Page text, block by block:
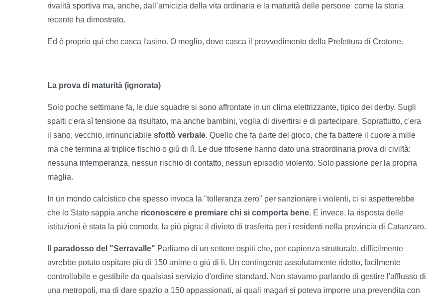
rivalità sportiva ma, anche, dall’amicizia della vita ordinaria e la maturità delle persone come la storia
recente ha dimostrato.
Ed è proprio qui che casca l'asino. O meglio, dove casca il provvedimento della Prefettura di Crotone.
La prova di maturità (ignorata)
Solo poche settimane fa, le due squadre si sono affrontate in un clima elettrizzante, tipico dei derby. Sugli
spalti c'era sì tensione da risultato, ma anche bambini, voglia di divertirsi e di partecipare. Soprattutto, c'era
il sano, vecchio, irrinunciabile sfottò verbale. Quello che fa parte del gioco, che fa battere il cuore a mille
ma che termina al triplice fischio o giù di lì. Le due tifoserie hanno dato una straordinaria prova di civiltà:
nessuna intemperanza, nessun rischio di contatto, nessun episodio violento. Solo passione per la propria
maglia.
In un mondo calcistico che spesso invoca la "tolleranza zero" per sanzionare i violenti, ci si aspetterebbe
che lo Stato sappia anche riconoscere e premiare chi si comporta bene. E invece, la risposta delle
istituzioni è stata la più comoda, la più pigra: il divieto di trasferta per i residenti nella provincia di Catanzaro.
Il paradosso del "Serravalle" Parliamo di un settore ospiti che, per capienza strutturale, difficilmente
avrebbe potuto ospitare più di 150 anime o giù di lì. Un contingente assolutamente ridotto, facilmente
controllabile e gestibile da qualsiasi servizio d'ordine standard. Non stavamo parlando di gestire l'afflusso di
una metropoli, ma di dare spazio a 150 appassionati, ai quali magari si poteva imporre una prevendita con